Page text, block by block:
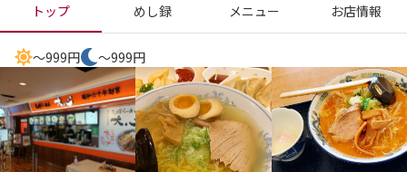
トップ めし録 メニュー お店情報
～999円 ～999円